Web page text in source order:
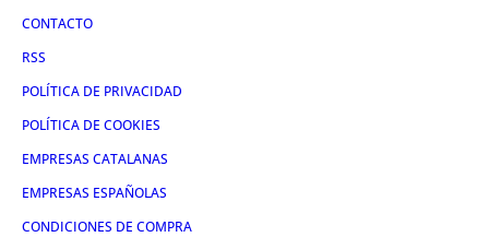
CONTACTO
RSS
POLÍTICA DE PRIVACIDAD
POLÍTICA DE COOKIES
EMPRESAS CATALANAS
EMPRESAS ESPAÑOLAS
CONDICIONES DE COMPRA